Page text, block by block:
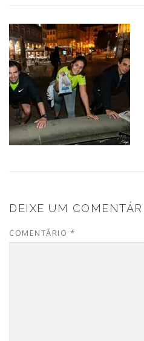
DEIXE UM
COMENTÁRIO *